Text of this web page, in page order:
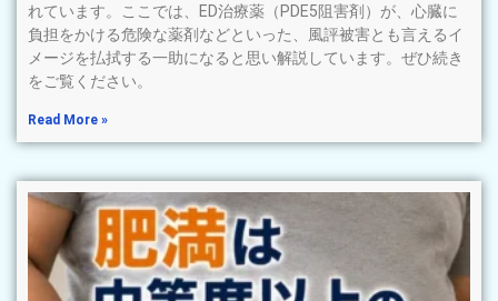
れています。ここでは、ED治療薬（PDE5阻害剤）が、心臓に
負担をかける危険な薬剤などといった、風評被害とも言えるイ
メージを払拭する一助になると思い解説しています。ぜひ続き
をご覧ください。
Read More »